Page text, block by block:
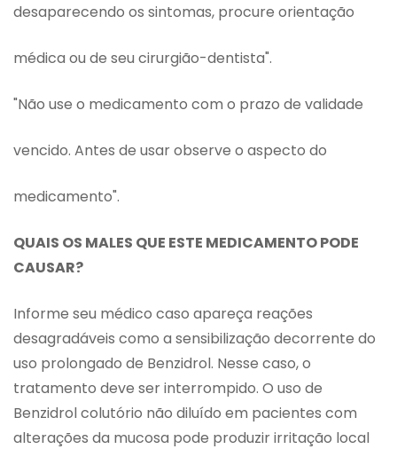
desaparecendo os sintomas, procure orientação
médica ou de seu cirurgião-dentista".
"Não use o medicamento com o prazo de validade
vencido. Antes de usar observe o aspecto do
medicamento".
QUAIS OS MALES QUE ESTE MEDICAMENTO PODE
CAUSAR?
Informe seu médico caso apareça reações
desagradáveis como a sensibilização decorrente do
uso prolongado de Benzidrol. Nesse caso, o
tratamento deve ser interrompido. O uso de
Benzidrol colutório não diluído em pacientes com
alterações da mucosa pode produzir irritação local